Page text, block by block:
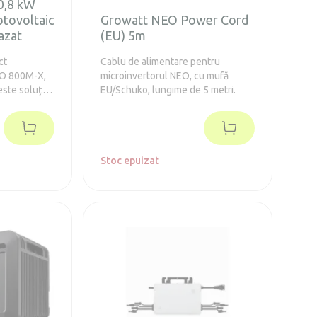
kW
800M-X,
soluția
locuri
–
cazul unei
panou)
2000
Growatt NEO Power Cord
(EU) 5m
Cablu de alimentare pentru
microinvertorul NEO, cu mufă
EU/Schuko, lungime de 5 metri.
Stoc epuizat